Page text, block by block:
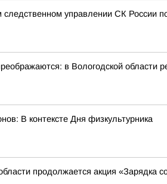
следственном управлении СК России
в Вологодской области
В контексте Дня физкультурника
продолжается акция «Зарядка